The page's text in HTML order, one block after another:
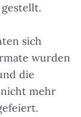
sich
wurden
die
mehr